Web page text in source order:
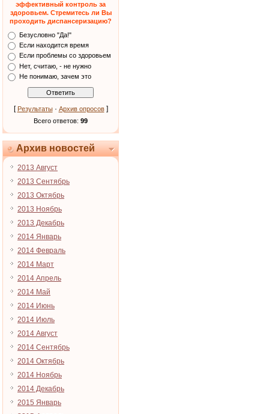
эффективный контроль за
здоровьем. Стремитесь ли Вы
проходить диспансеризацию?
Безусловно "Да!"
Если находится время
Если проблемы со здоровьем
Нет, считаю, - не нужно
Не понимаю, зачем это
[ Результаты· Архив опросов]
Всего ответов: 99
Архив новостей
2013 Август
2013 Сентябрь
2013 Октябрь
2013 Ноябрь
2013 Декабрь
2014 Январь
2014 Февраль
2014 Март
2014 Апрель
2014 Май
2014 Июнь
2014 Июль
2014 Август
2014 Сентябрь
2014 Октябрь
2014 Ноябрь
2014 Декабрь
2015 Январь